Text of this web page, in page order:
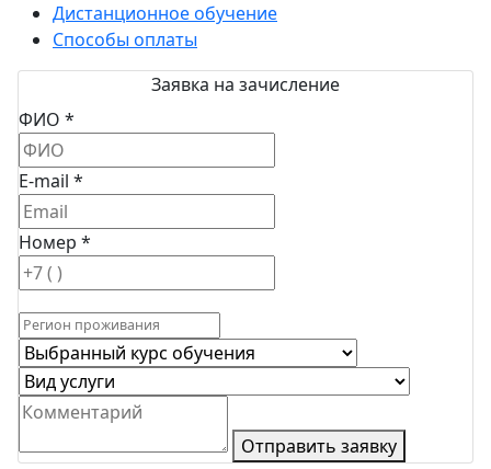
Дистанционное обучение
Способы оплаты
Заявка на зачисление
ФИО *
E-mail *
Номер *
Отправить заявку